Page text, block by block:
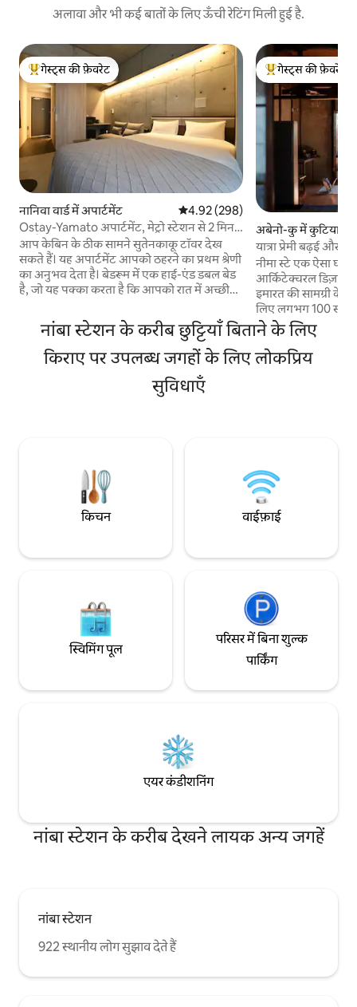
अलावा और भी कई बातों के लिए ऊँची रेटिंग मिली हुई है.
गेस्ट्स का टॉप फ़ेवरेट
गेस्ट्स की फ़ेवरेट
नानिवा वार्ड में अपार्टमेंट औसत रेटिंग 5 में से 4.92, 298 समीक्षाएँ
4.92 (298)
Ostay-Yamato अपार्टमेंट, मेट्रो स्टेशन से 2 मिनट
की पैदल दूरी पर! नांबा/शिंसाइबाशी/दोतोनबोरी/
कुरुमोन मार्केट/टेन्नोजी/त्सुतेन के पास।
आप केबिन के ठीक सामने सुतेनकाकू टॉवर देख
सकते हैं। यह अपार्टमेंट आपको ठहरने का प्रथम श्रेणी
का अनुभव देता है। बेडरूम में एक हाई-एंड डबल बेड
है, जो यह पक्का करता है कि आपको रात में अच्छी
लिविंग रूम को सोफ़े और फ़्लैट स्क्रीन टीवी के साथ
आधुनिक ढंग से सजाया गया है, जिससे यह आराम
करने के लिए एक बेहतरीन जगह बन जाता है।
बाथरूम में 24 घंटे गर्म पानी, टॉयलेट का सामान और
हेयरड्रायर की सुविधा है, ताकि आप घूमने-फिरने के
बाद आराम से नहा सकें। बाथरूम में बॉडी सोप, शैम्पू
(ड्रायर के साथ) जैसी सभी सुविधाएँ मौजूद हैं। अन्य
टीवी, वॉशिंग मशीन, वाई - फ़ाई, रेफ़्रिजरेटर,
माइक्रोवेव। 2 लोगों के लिए उपयुक्त। आस - पड़ोस
के सामंजस्यपूर्ण सह - अस्तित्व के लिए, कृपया अपने
की मदद चाहिए, तो बेझिझक मुझसे संपर्क करें।
किराए में ओसाका आवास टैक्स शामिल नहीं है।
गेस्ट्स का टॉप फ़ेवरेट
गेस्ट्स की फ़ेवरेट
अबेनो-कु में कुटिया
यात्रा प्रेमी बढ़ई और
घर
नीमा स्टे एक ऐसा घर
आर्किटेक्चरल
इमारत की सामग्री के
लिए लगभग 100 साल
किया था। आप मूल लकड़ी, दरवाज़े वगैरह को
पॉलिश करके उनका
हम कुदरती निर्माण
प्रतिबद्ध हैं। सुबह, दिन और रात में धूप और छाया,
सकें। बाथरूम में हीटिंग की
द्वारा भी हम सराहना
सजावट और काम, "!!"
अपने कुछ पसंदीदा
और सामग्री की
नांबा स्टेशन के करीब छुट्टियाँ बिताने के लिए
किराए पर उपलब्ध जगहों के लिए लोकप्रिय
सुविधाएँ
किचन वाईफ़ाई
स्विमिंग पूल
परिसर में बिना शुल्क
पार्किंग
एयर कंडीशनिंग
नांबा स्टेशन के करीब देखने लायक अन्य जगहें
नांबा स्टेशन
922 स्थानीय लोग सुझाव देते हैं